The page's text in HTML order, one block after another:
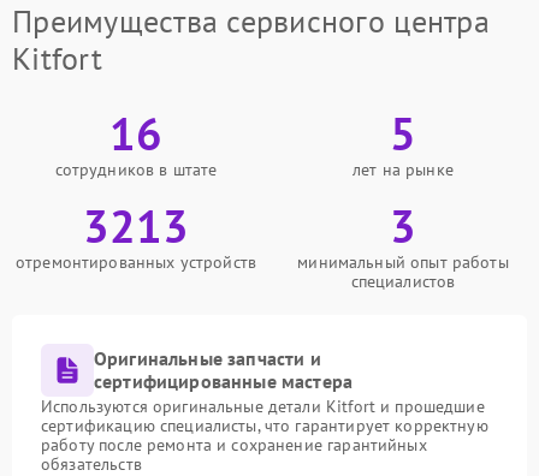
Преимущества сервисного центра
Kitfort
16
сотрудников в штате
5
лет на рынке
3213
отремонтированных устройств
3
минимальный опыт работы
специалистов
Оригинальные запчасти и
сертифицированные мастера
Используются оригинальные детали Kitfort и прошедшие
сертификацию специалисты, что гарантирует корректную
работу после ремонта и сохранение гарантийных
обязательств